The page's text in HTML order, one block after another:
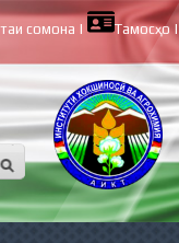
сомона | Тамосҳо|